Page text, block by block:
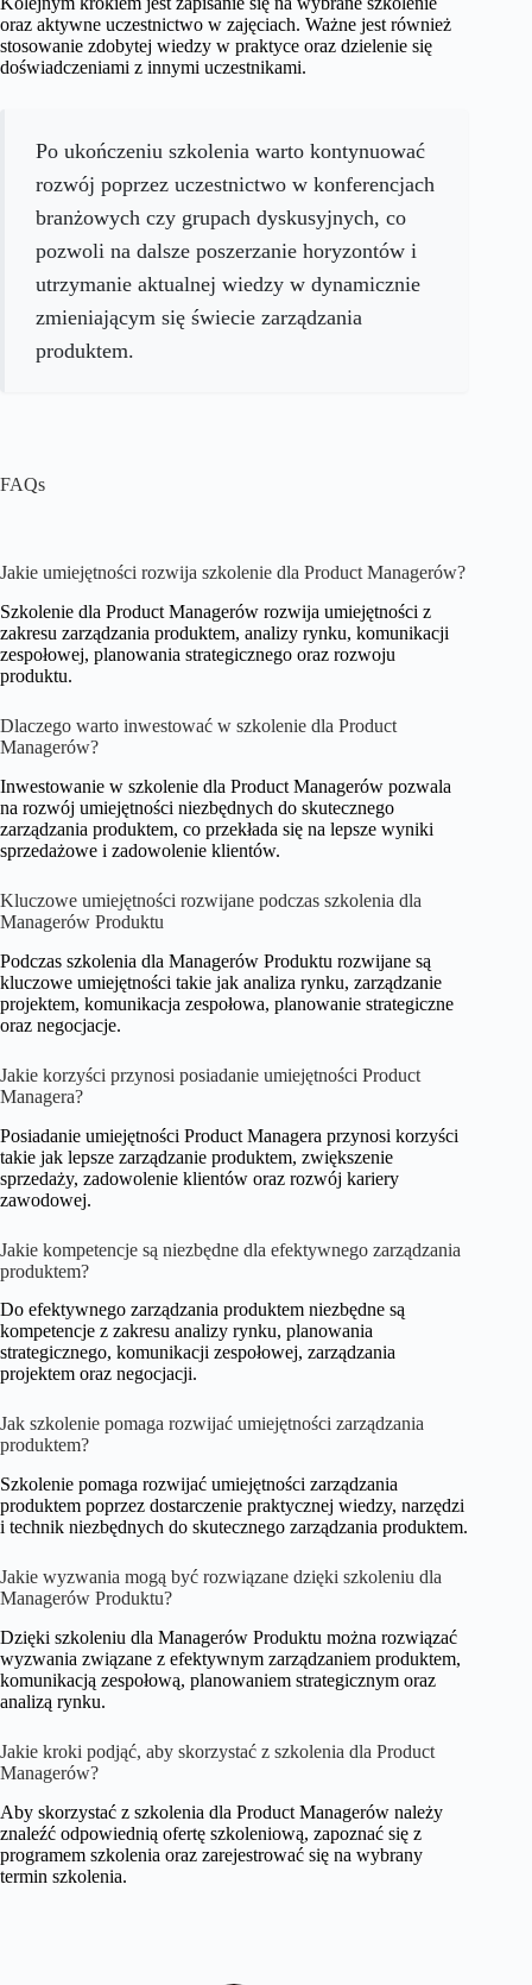
oraz aktywne uczestnictwo w zajęciach. Ważne jest również
stosowanie zdobytej wiedzy w praktyce oraz dzielenie się
doświadczeniami z innymi uczestnikami.
Po ukończeniu szkolenia warto kontynuować
rozwój poprzez uczestnictwo w konferencjach
branżowych czy grupach dyskusyjnych, co
pozwoli na dalsze poszerzanie horyzontów i
utrzymanie aktualnej wiedzy w dynamicznie
zmieniającym się świecie zarządzania
produktem.
FAQs
Jakie umiejętności rozwija szkolenie dla Product Managerów?
Szkolenie dla Product Managerów rozwija umiejętności z
zakresu zarządzania produktem, analizy rynku, komunikacji
zespołowej, planowania strategicznego oraz rozwoju
produktu.
Dlaczego warto inwestować w szkolenie dla Product
Managerów?
Inwestowanie w szkolenie dla Product Managerów pozwala
na rozwój umiejętności niezbędnych do skutecznego
zarządzania produktem, co przekłada się na lepsze wyniki
sprzedażowe i zadowolenie klientów.
Kluczowe umiejętności rozwijane podczas szkolenia dla
Managerów Produktu
Podczas szkolenia dla Managerów Produktu rozwijane są
kluczowe umiejętności takie jak analiza rynku, zarządzanie
projektem, komunikacja zespołowa, planowanie strategiczne
oraz negocjacje.
Jakie korzyści przynosi posiadanie umiejętności Product
Managera?
Posiadanie umiejętności Product Managera przynosi korzyści
takie jak lepsze zarządzanie produktem, zwiększenie
sprzedaży, zadowolenie klientów oraz rozwój kariery
zawodowej.
Jakie kompetencje są niezbędne dla efektywnego zarządzania
produktem?
Do efektywnego zarządzania produktem niezbędne są
kompetencje z zakresu analizy rynku, planowania
strategicznego, komunikacji zespołowej, zarządzania
projektem oraz negocjacji.
Jak szkolenie pomaga rozwijać umiejętności zarządzania
produktem?
Szkolenie pomaga rozwijać umiejętności zarządzania
produktem poprzez dostarczenie praktycznej wiedzy, narzędzi
i technik niezbędnych do skutecznego zarządzania produktem.
Jakie wyzwania mogą być rozwiązane dzięki szkoleniu dla
Managerów Produktu?
Dzięki szkoleniu dla Managerów Produktu można rozwiązać
wyzwania związane z efektywnym zarządzaniem produktem,
komunikacją zespołową, planowaniem strategicznym oraz
analizą rynku.
Jakie kroki podjąć, aby skorzystać z szkolenia dla Product
Managerów?
Aby skorzystać z szkolenia dla Product Managerów należy
znaleźć odpowiednią ofertę szkoleniową, zapoznać się z
programem szkolenia oraz zarejestrować się na wybrany
termin szkolenia.